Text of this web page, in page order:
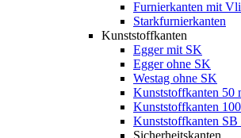
Furnierkanten mit
Starkfurnierkanten
Kunststoffkanten
Egger mit SK
Egger ohne SK
Westag ohne SK
Kunststoffkanten 50
Kunststoffkanten
Kunststoffkanten SB